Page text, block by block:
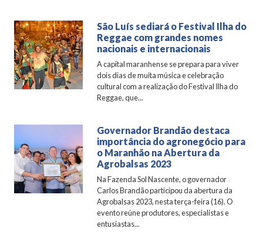
São Luís sediará o Festival Ilha do
Reggae com grandes nomes
nacionais e internacionais
A capital maranhense se prepara para viver
dois dias de muita música e celebração
cultural com a realização do Festival Ilha do
Reggae, que...
Governador Brandão destaca
importância do agronegócio para
o Maranhão na Abertura da
Agrobalsas 2023
Na Fazenda Sol Nascente, o governador
Carlos Brandão participou da abertura da
Agrobalsas 2023, nesta terça-feira (16). O
evento reúne produtores, especialistas e
entusiastas...